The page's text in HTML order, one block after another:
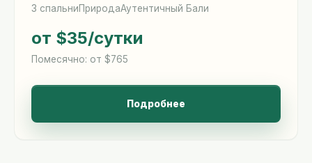
3 спальниПриродаАутентичный Бали
от $35/сутки
Помесячно: от $765
Подробнее